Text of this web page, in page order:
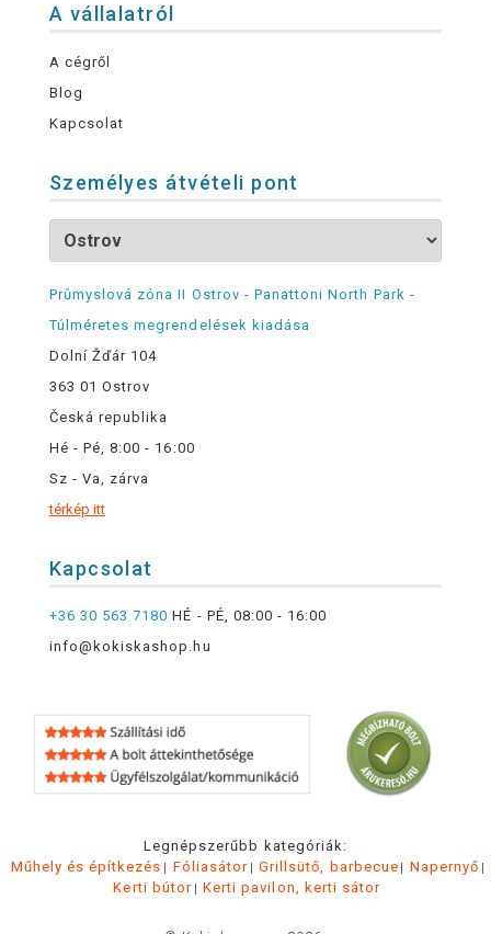
A vállalatról
A cégről
Blog
Kapcsolat
Személyes átvételi pont
Průmyslová zóna II Ostrov - Panattoni North Park -
Túlméretes megrendelések kiadása
Dolní Žďár 104
363 01 Ostrov
Česká republika
Hé - Pé, 8:00 - 16:00
Sz - Va, zárva
térkép itt
Kapcsolat
+36 30 563 7180 HÉ - PÉ, 08:00 - 16:00
info@kokiskashop.hu
Legnépszerűbb kategóriák:
Műhely és építkezés
Fóliasátor Grillsütő, barbecue
Napernyő
Kerti bútor
Kerti pavilon, kerti sátor